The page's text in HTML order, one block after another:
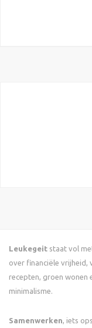
Leukegeit staat vol
over financiële vrijheid,
recepten, groen wonen
minimalisme.
Samenwerken, iets